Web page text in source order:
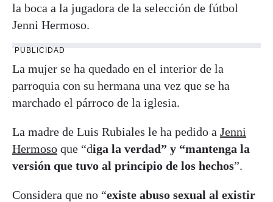
la boca a la jugadora de la selección de fútbol
Jenni Hermoso.
PUBLICIDAD
La mujer se ha quedado en el interior de la
parroquia con su hermana una vez que se ha
marchado el párroco de la iglesia.
La madre de Luis Rubiales le ha pedido a Jenni
Hermoso que “diga la verdad” y “mantenga la
versión que tuvo al principio de los hechos”.
Considera que no “existe abuso sexual al existir